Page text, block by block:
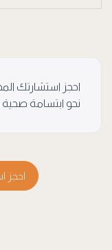
احجز استشارتك
نحو ابتسامة صحية
احجز